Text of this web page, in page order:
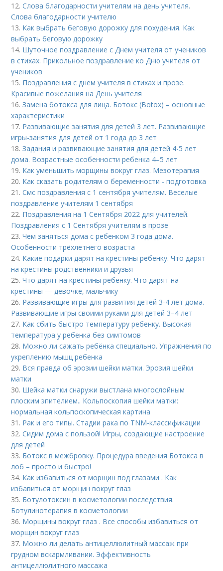
12.Слова благодарности учителям на день учителя.
Слова благодарности учителю
13. Как выбрать беговую дорожку для похудения. Как
выбрать беговую дорожку
14. Шуточное поздравление с Днем учителя от учеников
в стихах. Прикольное поздравление ко Дню учителя от
учеников
15. Поздравления с днем учителя в стихах и прозе.
Красивые пожелания на День учителя
16.Замена ботокса для лица. Ботокс (Botox) – основные
характеристики
17. Развивающие занятия для детей 3 лет. Развивающие
игры-занятия для детей от 1 года до 3 лет
18.Задания и развивающие занятия для детей 4-5 лет
дома. Возрастные особенности ребенка 4–5 лет
19. Как уменьшить морщины вокруг глаз. Мезотерапия
20. Как сказать родителям о беременности - подготовка
21.Смс поздравления с 1 сентября учителям. Веселые
поздравление учителям 1 сентября
22. Поздравления на 1 Сентября 2022 для учителей.
Поздравления с 1 Сентября учителям в прозе
23.Чем заняться дома с ребенком 3 года дома.
Особенности трёхлетнего возраста
24. Какие подарки дарят на крестины ребенку. Что дарят
на крестины родственники и друзья
25.Что дарят на крестины ребенку. Что дарят на
крестины — девочке, мальчику
26. Развивающие игры для развития детей 3-4 лет дома.
Развивающие игры своими руками для детей 3–4 лет
27. Как сбить быстро температуру ребенку. Высокая
температура у ребенка без симтомов
28. Можно ли сажать ребёнка специально. Упражнения по
укреплению мышц ребенка
29. Вся правда об эрозии шейки матки. Эрозия шейки
матки
30. Шейка матки снаружи выстлана многослойным
плоским эпителием.. Кольпоскопия шейки матки:
нормальная кольпоскопическая картина
31. Рак и его типы. Стадии рака по TNM-классификации
32.Сидим дома с пользой! Игры, создающие настроение
для детей
33. Ботокс в межбровку. Процедура введения Ботокса в
лоб – просто и быстро!
34. Как избавиться от морщин под глазами . Как
избавиться от морщин вокруг глаз
35. Ботулотоксин в косметологии последствия.
Ботулинотерапия в косметологии
36. Морщины вокруг глаз . Все способы избавиться от
морщин вокруг глаз
37. Можно ли делать антицеллюлитный массаж при
грудном вскармливании. Эффективность
антицеллюлитного массажа